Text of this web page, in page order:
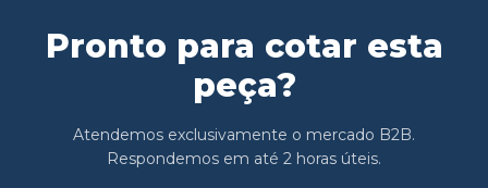
Pronto para cotar esta
peça?
Atendemos exclusivamente o mercado B2B.
Respondemos em até 2 horas úteis.